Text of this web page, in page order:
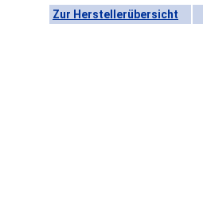
Zur Herstellerübersicht